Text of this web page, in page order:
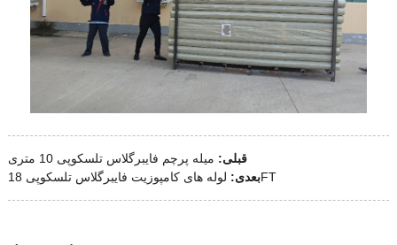
قبلی: میله پرچم فایبرگلاس تلسکوپی 10 متری
بعدی:لوله های کامپوزیت فایبرگلاس تلسکوپی 18FT